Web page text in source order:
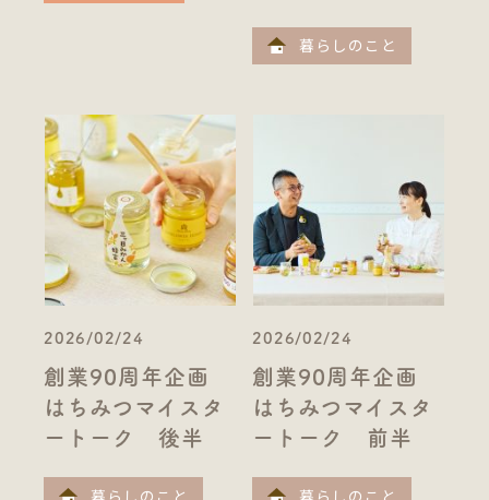
暮らしのこと
2026/02/24
創業90周年企画
はちみつマイスタ
ートーク 後半
2026/02/24
創業90周年企画
はちみつマイスタ
ートーク 前半